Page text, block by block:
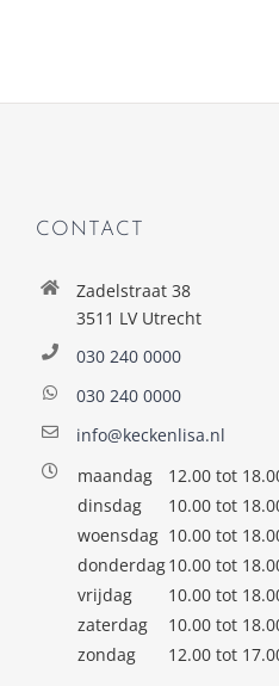
CONTACT
Zadelstraat 38
3511 LV Utrecht
030 240 0000
030 240 0000
info@keckenlisa.nl
maandag
12.00 tot
dinsdag
10.00 tot
woensdag 10.00 tot
donderdag10.00 tot
vrijdag
10.00 tot
zaterdag
10.00 tot
zondag
12.00 tot